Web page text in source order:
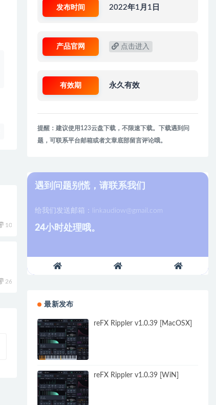
10
26
发布时间 2022年1月1日
产品官网 点击进入
有效期 永久有效
提醒：建议使用123云盘下载，不限速下载。下载遇到问
题，可联系平台邮箱或者文章底部留言评论哦。
遇到问题别慌，请联系我们
给我们发送邮箱： linkaudiow@gmail.com
24小时处理哦。
最新发布
reFX Rippler v1.0.39 [MacOSX]
reFX Rippler v1.0.39 [WiN]